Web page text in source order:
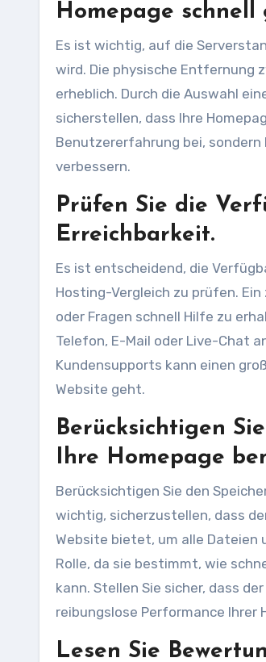
Homepage schnell
Es ist wichtig, auf die
wird. Die physische Entfernung
erheblich. Durch die Auswahl
sicherstellen, dass Ihre
Benutzererfahrung bei, sondern
verbessern.
Prüfen Sie die
Erreichbarkeit.
Es ist entscheidend, die
Hosting-Vergleich zu prüfen.
oder Fragen schnell Hilfe zu
Telefon, E-Mail oder Live-Chat
Kundensupports kann einen
Website geht.
Berücksichtigen
Ihre Homepage
Berücksichtigen Sie den
wichtig, sicherzustellen, dass
Website bietet, um alle Dateien
Rolle, da sie bestimmt, wie
kann. Stellen Sie sicher, dass
reibungslose Performance Ihrer
Lesen Sie